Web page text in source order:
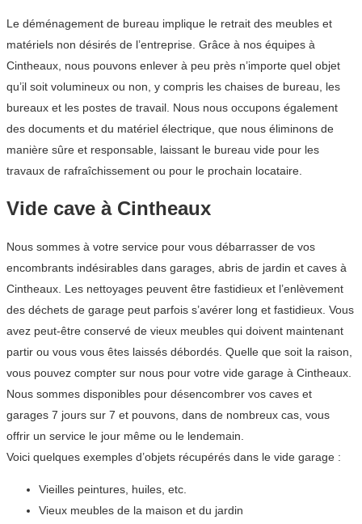
Le déménagement de bureau implique le retrait des meubles et
matériels non désirés de l’entreprise. Grâce à nos équipes à
Cintheaux, nous pouvons enlever à peu près n’importe quel objet
qu’il soit volumineux ou non, y compris les chaises de bureau, les
bureaux et les postes de travail. Nous nous occupons également
des documents et du matériel électrique, que nous éliminons de
manière sûre et responsable, laissant le bureau vide pour les
travaux de rafraîchissement ou pour le prochain locataire.
Vide cave à Cintheaux
Nous sommes à votre service pour vous débarrasser de vos
encombrants indésirables dans garages, abris de jardin et caves à
Cintheaux. Les nettoyages peuvent être fastidieux et l’enlèvement
des déchets de garage peut parfois s’avérer long et fastidieux. Vous
avez peut-être conservé de vieux meubles qui doivent maintenant
partir ou vous vous êtes laissés débordés. Quelle que soit la raison,
vous pouvez compter sur nous pour votre vide garage à Cintheaux.
Nous sommes disponibles pour désencombrer vos caves et
garages 7 jours sur 7 et pouvons, dans de nombreux cas, vous
offrir un service le jour même ou le lendemain.
Voici quelques exemples d’objets récupérés dans le vide garage :
Vieilles peintures, huiles, etc.
Vieux meubles de la maison et du jardin